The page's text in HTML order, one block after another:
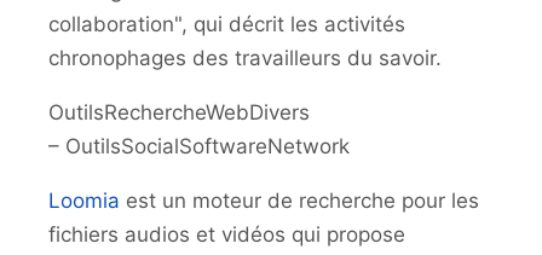
collaboration", qui décrit les activités
chronophages des travailleurs du savoir.
OutilsRechercheWebDivers
– OutilsSocialSoftwareNetwork
Loomia est un moteur de recherche pour les
fichiers audios et vidéos qui propose